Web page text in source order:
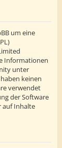
um eine
Informationen
unter
keinen
verwendet
der Software
auf Inhalte